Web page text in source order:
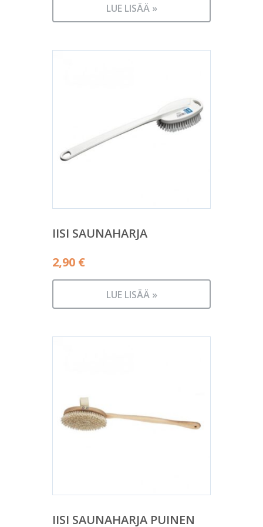
LUE LISÄÄ »
IISI SAUNAHARJA
2,90 €
LUE LISÄÄ »
IISI SAUNAHARJA PUINEN